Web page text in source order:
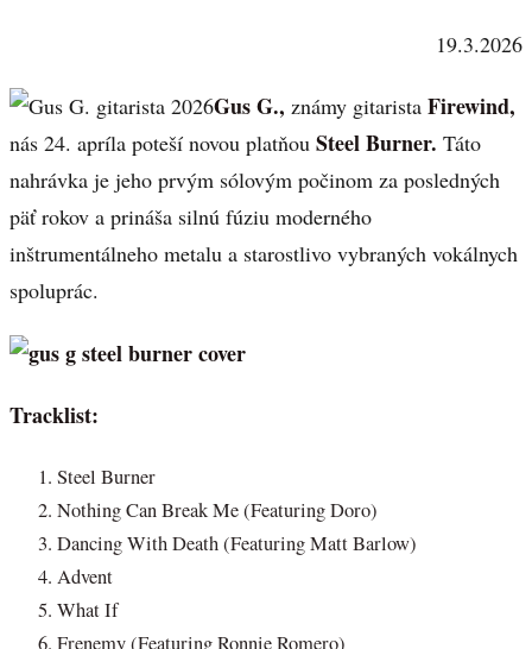
19.3.2026
Gus G., známy gitarista Firewind,
nás 24. apríla poteší novou platňou Steel Burner. Táto
nahrávka je jeho prvým sólovým počinom za posledných
päť rokov a prináša silnú fúziu moderného
inštrumentálneho metalu a starostlivo vybraných vokálnych
spoluprác.
Tracklist:
Steel Burner
Nothing Can Break Me (Featuring Doro)
Dancing With Death (Featuring Matt Barlow)
Advent
What If
Frenemy (Featuring Ronnie Romero)